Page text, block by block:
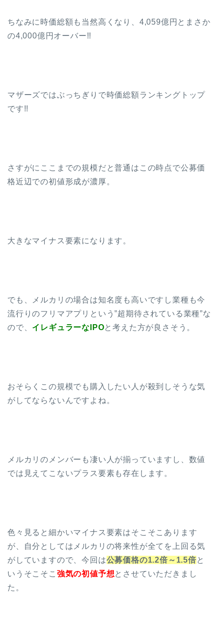
ちなみに時価総額も当然高くなり、4,059億円とまさか
の4,000億円オーバー!!
マザーズではぶっちぎりで時価総額ランキングトップ
です!!
さすがにここまでの規模だと普通はこの時点で公募価
格近辺での初値形成が濃厚。
大きなマイナス要素になります。
でも、メルカリの場合は知名度も高いですし業種も今
流行りのフリマアプリという”超期待されている業種”な
ので、 イレギュラーなIPOと考えた方が良さそう。
おそらくこの規模でも購入したい人が殺到しそうな気
がしてならないんですよね。
メルカリのメンバーも凄い人が揃っていますし、数値
では見えてこないプラス要素も存在します。
色々見ると細かいマイナス要素はそこそこあります
が、自分としてはメルカリの将来性が全てを上回る気
がしていますので、今回は公募価格の1.2倍～1.5倍 と
いうそこそこ 強気の初値予想とさせていただきまし
た。